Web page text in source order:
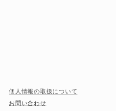
個人情報の取扱について
お問い合わせ